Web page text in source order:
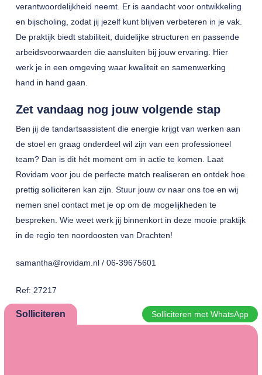
verantwoordelijkheid neemt. Er is aandacht voor ontwikkeling
en bijscholing, zodat jij jezelf kunt blijven verbeteren in je vak.
De praktijk biedt stabiliteit, duidelijke structuren en passende
arbeidsvoorwaarden die aansluiten bij jouw ervaring. Hier
werk je in een omgeving waar kwaliteit en samenwerking
hand in hand gaan.
Zet vandaag nog jouw volgende stap
Ben jij de tandartsassistent die energie krijgt van werken aan
de stoel en graag onderdeel wil zijn van een professioneel
team? Dan is dit hét moment om in actie te komen. Laat
Rovidam voor jou de perfecte match realiseren en ontdek hoe
prettig solliciteren kan zijn. Stuur jouw cv naar ons toe en wij
nemen snel contact met je op om de mogelijkheden te
bespreken. Wie weet werk jij binnenkort in deze mooie praktijk
in de regio ten noordoosten van Drachten!
samantha@rovidam.nl / 06-39675601
Ref: 27217
Solliciteren Solliciteren met WhatsApp